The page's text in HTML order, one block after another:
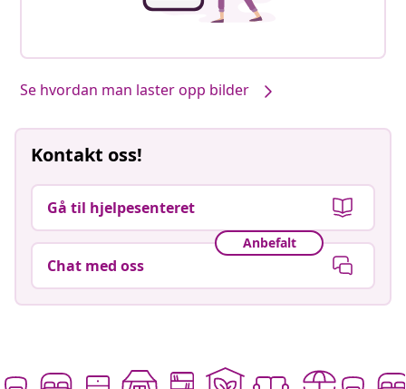
Se hvordan man laster opp bilder
Kontakt oss!
Gå til hjelpesenteret
Anbefalt
Chat med oss